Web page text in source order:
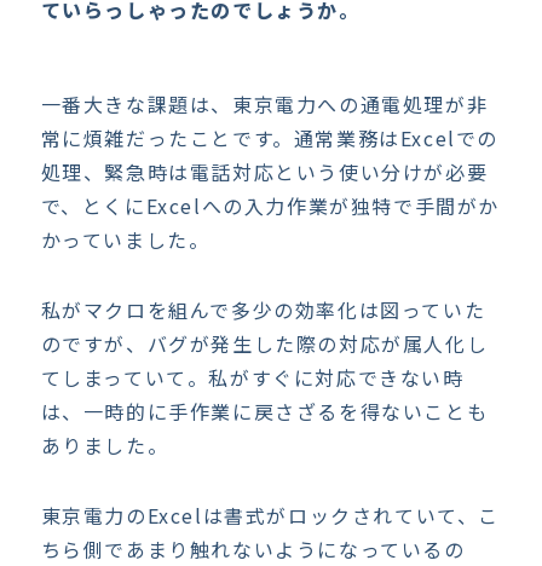
ていらっしゃったのでしょうか。
一番大きな課題は、東京電力への通電処理が非
常に煩雑だったことです。通常業務はExcelでの
処理、緊急時は電話対応という使い分けが必要
で、とくにExcelへの入力作業が独特で手間がか
かっていました。
私がマクロを組んで多少の効率化は図っていた
のですが、バグが発生した際の対応が属人化し
てしまっていて。私がすぐに対応できない時
は、一時的に手作業に戻さざるを得ないことも
ありました。
東京電力のExcelは書式がロックされていて、こ
ちら側であまり触れないようになっているの